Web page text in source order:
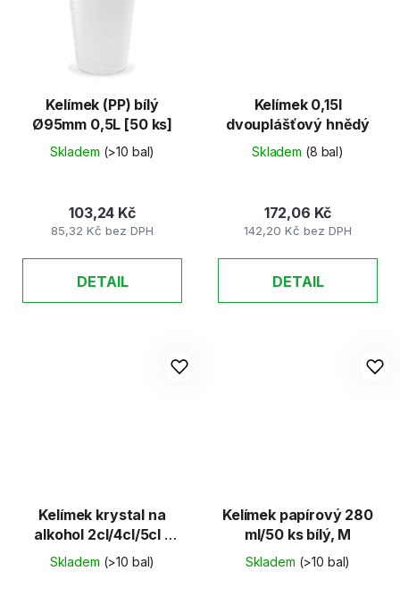
Kelímek (PP) bílý
Ø95mm 0,5L [50 ks]
Skladem (>10 bal)
85,32 Kč bez DPH
103,24 Kč
DETAIL
Kelímek 0,15l
dvouplášťový hnědý
Skladem (8 bal)
142,20 Kč bez DPH
172,06 Kč
DETAIL
Kelímek krystal na
alkohol 2cl/4cl/5cl -
40ks/balení
Skladem (>10 bal)
Kelímek papírový 280
ml/50 ks bílý, M
Skladem (>10 bal)